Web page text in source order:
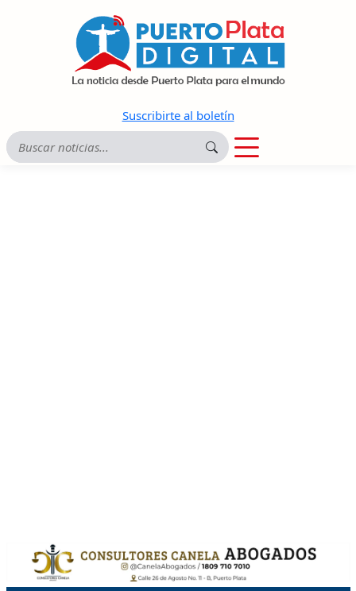
Suscribirte al boletín